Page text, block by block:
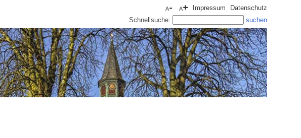
Impressum
Datenschutz
Schnellsuche: